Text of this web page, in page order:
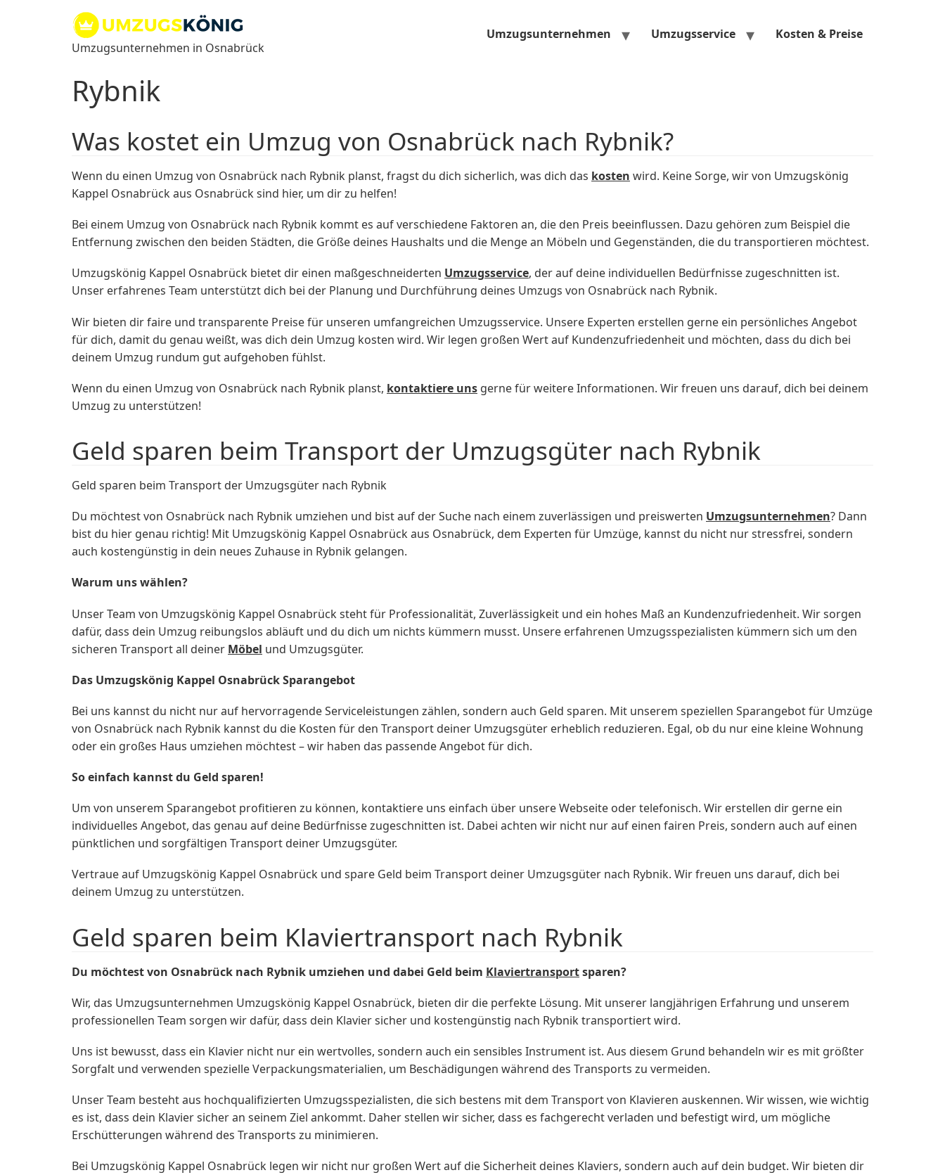
Umzugsunternehmen in Osnabrück
Umzugsunternehmen Umzugsservice Kosten & Preise
Rybnik
Was kostet ein Umzug von Osnabrück nach Rybnik?
Wenn du einen Umzug von Osnabrück nach Rybnik planst, fragst du dich sicherlich, was dich das kosten wird. Keine Sorge, wir von Umzugskönig
Kappel Osnabrück aus Osnabrück sind hier, um dir zu helfen!
Bei einem Umzug von Osnabrück nach Rybnik kommt es auf verschiedene Faktoren an, die den Preis beeinflussen. Dazu gehören zum Beispiel die
Entfernung zwischen den beiden Städten, die Größe deines Haushalts und die Menge an Möbeln und Gegenständen, die du transportieren möchtest.
Umzugskönig Kappel Osnabrück bietet dir einen maßgeschneiderten Umzugsservice, der auf deine individuellen Bedürfnisse zugeschnitten ist.
Unser erfahrenes Team unterstützt dich bei der Planung und Durchführung deines Umzugs von Osnabrück nach Rybnik.
Wir bieten dir faire und transparente Preise für unseren umfangreichen Umzugsservice. Unsere Experten erstellen gerne ein persönliches Angebot
für dich, damit du genau weißt, was dich dein Umzug kosten wird. Wir legen großen Wert auf Kundenzufriedenheit und möchten, dass du dich bei
deinem Umzug rundum gut aufgehoben fühlst.
Wenn du einen Umzug von Osnabrück nach Rybnik planst, kontaktiere uns gerne für weitere Informationen. Wir freuen uns darauf, dich bei deinem
Umzug zu unterstützen!
Geld sparen beim Transport der Umzugsgüter nach Rybnik
Geld sparen beim Transport der Umzugsgüter nach Rybnik
Du möchtest von Osnabrück nach Rybnik umziehen und bist auf der Suche nach einem zuverlässigen und preiswerten Umzugsunternehmen? Dann
bist du hier genau richtig! Mit Umzugskönig Kappel Osnabrück aus Osnabrück, dem Experten für Umzüge, kannst du nicht nur stressfrei, sondern
auch kostengünstig in dein neues Zuhause in Rybnik gelangen.
Warum uns wählen?
Unser Team von Umzugskönig Kappel Osnabrück steht für Professionalität, Zuverlässigkeit und ein hohes Maß an Kundenzufriedenheit. Wir sorgen
dafür, dass dein Umzug reibungslos abläuft und du dich um nichts kümmern musst. Unsere erfahrenen Umzugsspezialisten kümmern sich um den
sicheren Transport all deiner Möbel und Umzugsgüter.
Das Umzugskönig Kappel Osnabrück Sparangebot
Bei uns kannst du nicht nur auf hervorragende Serviceleistungen zählen, sondern auch Geld sparen. Mit unserem speziellen Sparangebot für Umzüge
von Osnabrück nach Rybnik kannst du die Kosten für den Transport deiner Umzugsgüter erheblich reduzieren. Egal, ob du nur eine kleine Wohnung
oder ein großes Haus umziehen möchtest – wir haben das passende Angebot für dich.
So einfach kannst du Geld sparen!
Um von unserem Sparangebot profitieren zu können, kontaktiere uns einfach über unsere Webseite oder telefonisch. Wir erstellen dir gerne ein
individuelles Angebot, das genau auf deine Bedürfnisse zugeschnitten ist. Dabei achten wir nicht nur auf einen fairen Preis, sondern auch auf einen
pünktlichen und sorgfältigen Transport deiner Umzugsgüter.
Vertraue auf Umzugskönig Kappel Osnabrück und spare Geld beim Transport deiner Umzugsgüter nach Rybnik. Wir freuen uns darauf, dich bei
deinem Umzug zu unterstützen.
Geld sparen beim Klaviertransport nach Rybnik
Du möchtest von Osnabrück nach Rybnik umziehen und dabei Geld beim Klaviertransportsparen?
Wir, das Umzugsunternehmen Umzugskönig Kappel Osnabrück, bieten dir die perfekte Lösung. Mit unserer langjährigen Erfahrung und unserem
professionellen Team sorgen wir dafür, dass dein Klavier sicher und kostengünstig nach Rybnik transportiert wird.
Uns ist bewusst, dass ein Klavier nicht nur ein wertvolles, sondern auch ein sensibles Instrument ist. Aus diesem Grund behandeln wir es mit größter
Sorgfalt und verwenden spezielle Verpackungsmaterialien, um Beschädigungen während des Transports zu vermeiden.
Unser Team besteht aus hochqualifizierten Umzugsspezialisten, die sich bestens mit dem Transport von Klavieren auskennen. Wir wissen, wie wichtig
es ist, dass dein Klavier sicher an seinem Ziel ankommt. Daher stellen wir sicher, dass es fachgerecht verladen und befestigt wird, um mögliche
Erschütterungen während des Transports zu minimieren.
Bei Umzugskönig Kappel Osnabrück legen wir nicht nur großen Wert auf die Sicherheit deines Klaviers, sondern auch auf dein budget. Wir bieten dir